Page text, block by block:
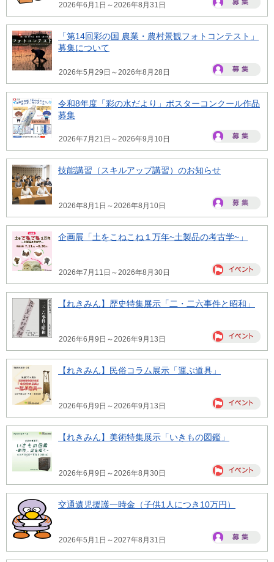
2026年6月1日～2026年8月31日
「第14回彩の国 農業・農村景観フォトコンテスト」
募集について
2026年5月29日～2026年8月28日
令和8年度「彩の水だより」ポスターコンクール作品
募集
2026年7月21日～2026年9月10日
技能講習（スキルアップ講習）のお知らせ
2026年8月1日～2026年8月10日
企画展「土をこねこね１万年~土製品の考古学~」
2026年7月11日～2026年8月30日
【れきみん】歴史特集展示「二・二六事件と昭和」
2026年6月9日～2026年9月13日
【れきみん】民俗コラム展示「運ぶ道具」
2026年6月9日～2026年9月13日
【れきみん】美術特集展示「いきもの図鑑」
2026年6月9日～2026年8月30日
交通遺児援護一時金（子供1人につき10万円）
2026年5月1日～2027年8月31日